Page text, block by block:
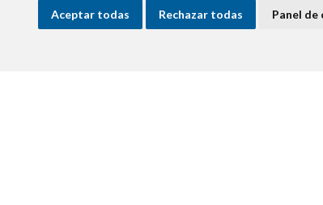
Aceptar todas Rechazar todas Panel de
secretaria@laspenasderiglos.es